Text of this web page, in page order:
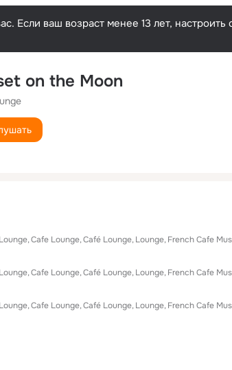
Если ваш возраст менее 13 лет,
on the Moon
Cafe Lounge Café Lounge Lounge French Cafe
Cafe Lounge Café Lounge Lounge French Cafe
Cafe Lounge Café Lounge Lounge French Cafe